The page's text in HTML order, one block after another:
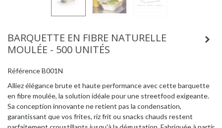
BARQUETTE EN FIBRE NATURELLE
MOULÉE - 500 UNITÉS
RéférenceB001N
Alliez élégance brute et haute performance avec cette barquette
en fibre moulée, la solution idéale pour une streetfood exigeante.
Sa conception innovante ne retient pas la condensation,
garantissant que vos frites, riz frit ou snacks chauds restent